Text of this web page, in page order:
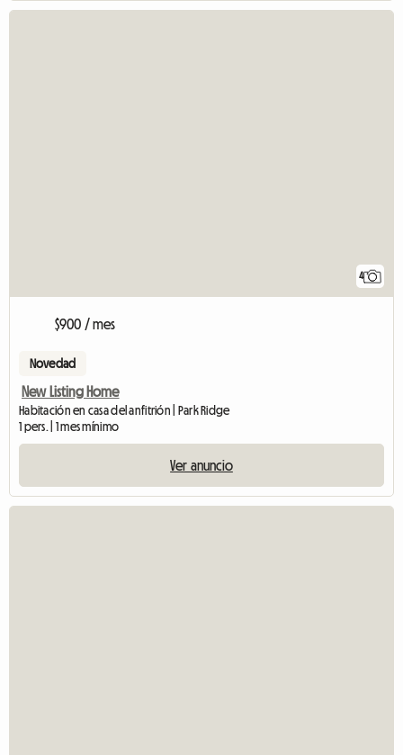
4
$900 / mes
Novedad
New Listing Home
Habitación en casa del anfitrión | Park Ridge
1 pers. | 1 mes mínimo
Ver anuncio